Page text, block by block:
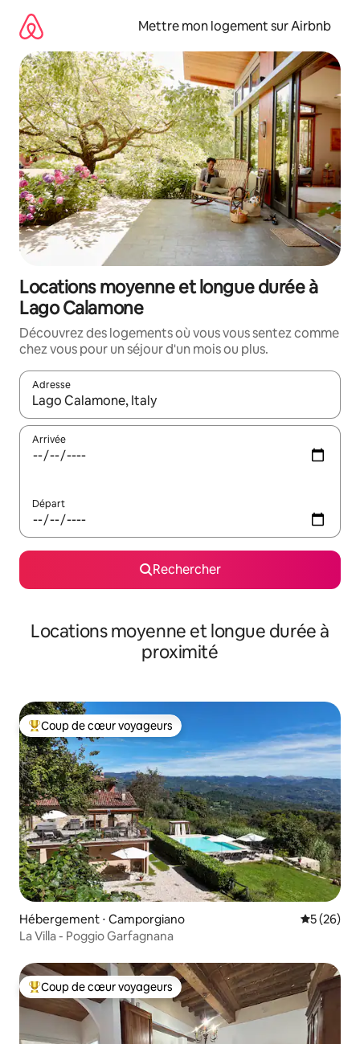
directement
contenu
Mettre mon logement sur Airbnb
Locations moyenne et longue durée à
Lago Calamone
Découvrez des logements où vous vous sentez comme
chez vous pour un séjour d'un mois ou plus.
Adresse
Lorsque les résultats s'affichent, utilisez les flèches vers le
Arrivée
Départ
Rechercher
Locations moyenne et longue durée à
proximité
Coups de cœur voyageurs les plus appréciés
Coup de cœur voyageurs
Hébergement ⋅ Camporgiano
5 (26)
La Villa - Poggio Garfagnana
Coups de cœur voyageurs les plus appréciés
Coup de cœur voyageurs